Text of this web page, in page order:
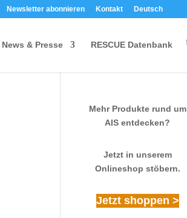
Newsletter abonnieren Kontakt Deutsch
News & Presse RESCUE Datenbank
Mehr Produkte rund um
AIS entdecken?
Jetzt in unserem
Onlineshop stöbern.
Jetzt shoppen >